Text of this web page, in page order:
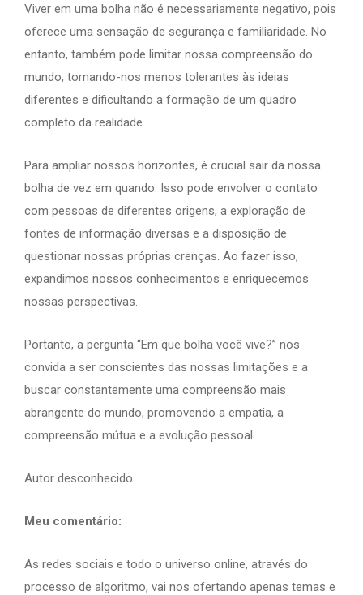
Viver em uma bolha não é necessariamente negativo, pois
oferece uma sensação de segurança e familiaridade. No
entanto, também pode limitar nossa compreensão do
mundo, tornando-nos menos tolerantes às ideias
diferentes e dificultando a formação de um quadro
completo da realidade.
Para ampliar nossos horizontes, é crucial sair da nossa
bolha de vez em quando. Isso pode envolver o contato
com pessoas de diferentes origens, a exploração de
fontes de informação diversas e a disposição de
questionar nossas próprias crenças. Ao fazer isso,
expandimos nossos conhecimentos e enriquecemos
nossas perspectivas.
Portanto, a pergunta “Em que bolha você vive?” nos
convida a ser conscientes das nossas limitações e a
buscar constantemente uma compreensão mais
abrangente do mundo, promovendo a empatia, a
compreensão mútua e a evolução pessoal.
Autor desconhecido
Meu comentário:
As redes sociais e todo o universo online, através do
processo de algoritmo, vai nos ofertando apenas temas e